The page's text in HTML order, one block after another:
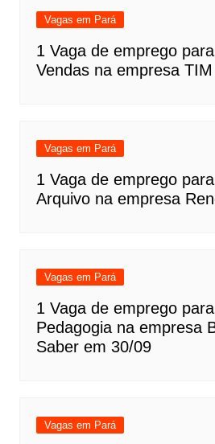
Vagas em Pará
1 Vaga de emprego
Vendas na empresa
Vagas em Pará
1 Vaga de emprego
Arquivo na empresa
Vagas em Pará
1 Vaga de emprego
Pedagogia na empresa
Saber em 30/09
Vagas em Pará